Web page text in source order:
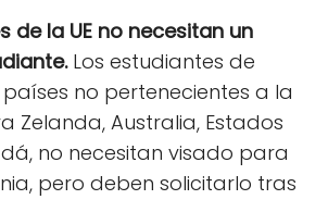
de la UE no necesitan un
Los estudiantes de
no pertenecientes a la
Zelanda, Australia, Estados
no necesitan visado para
pero deben solicitarlo tras